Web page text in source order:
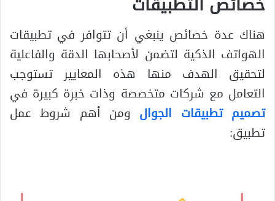
هناك عدة خصائص ينبغي أن تتوافر في تطبيقات
الهواتف الذكية لتضمن لأصحابها الدقة والفاعلية
لتحقيق الهدف منها هذه المعايير تستوجب
التعامل مع شركات متخصصة وذات خبرة كبيرة في
تصميم تطبيقات الجوال ومن أهم شروط عمل
تطبيق: